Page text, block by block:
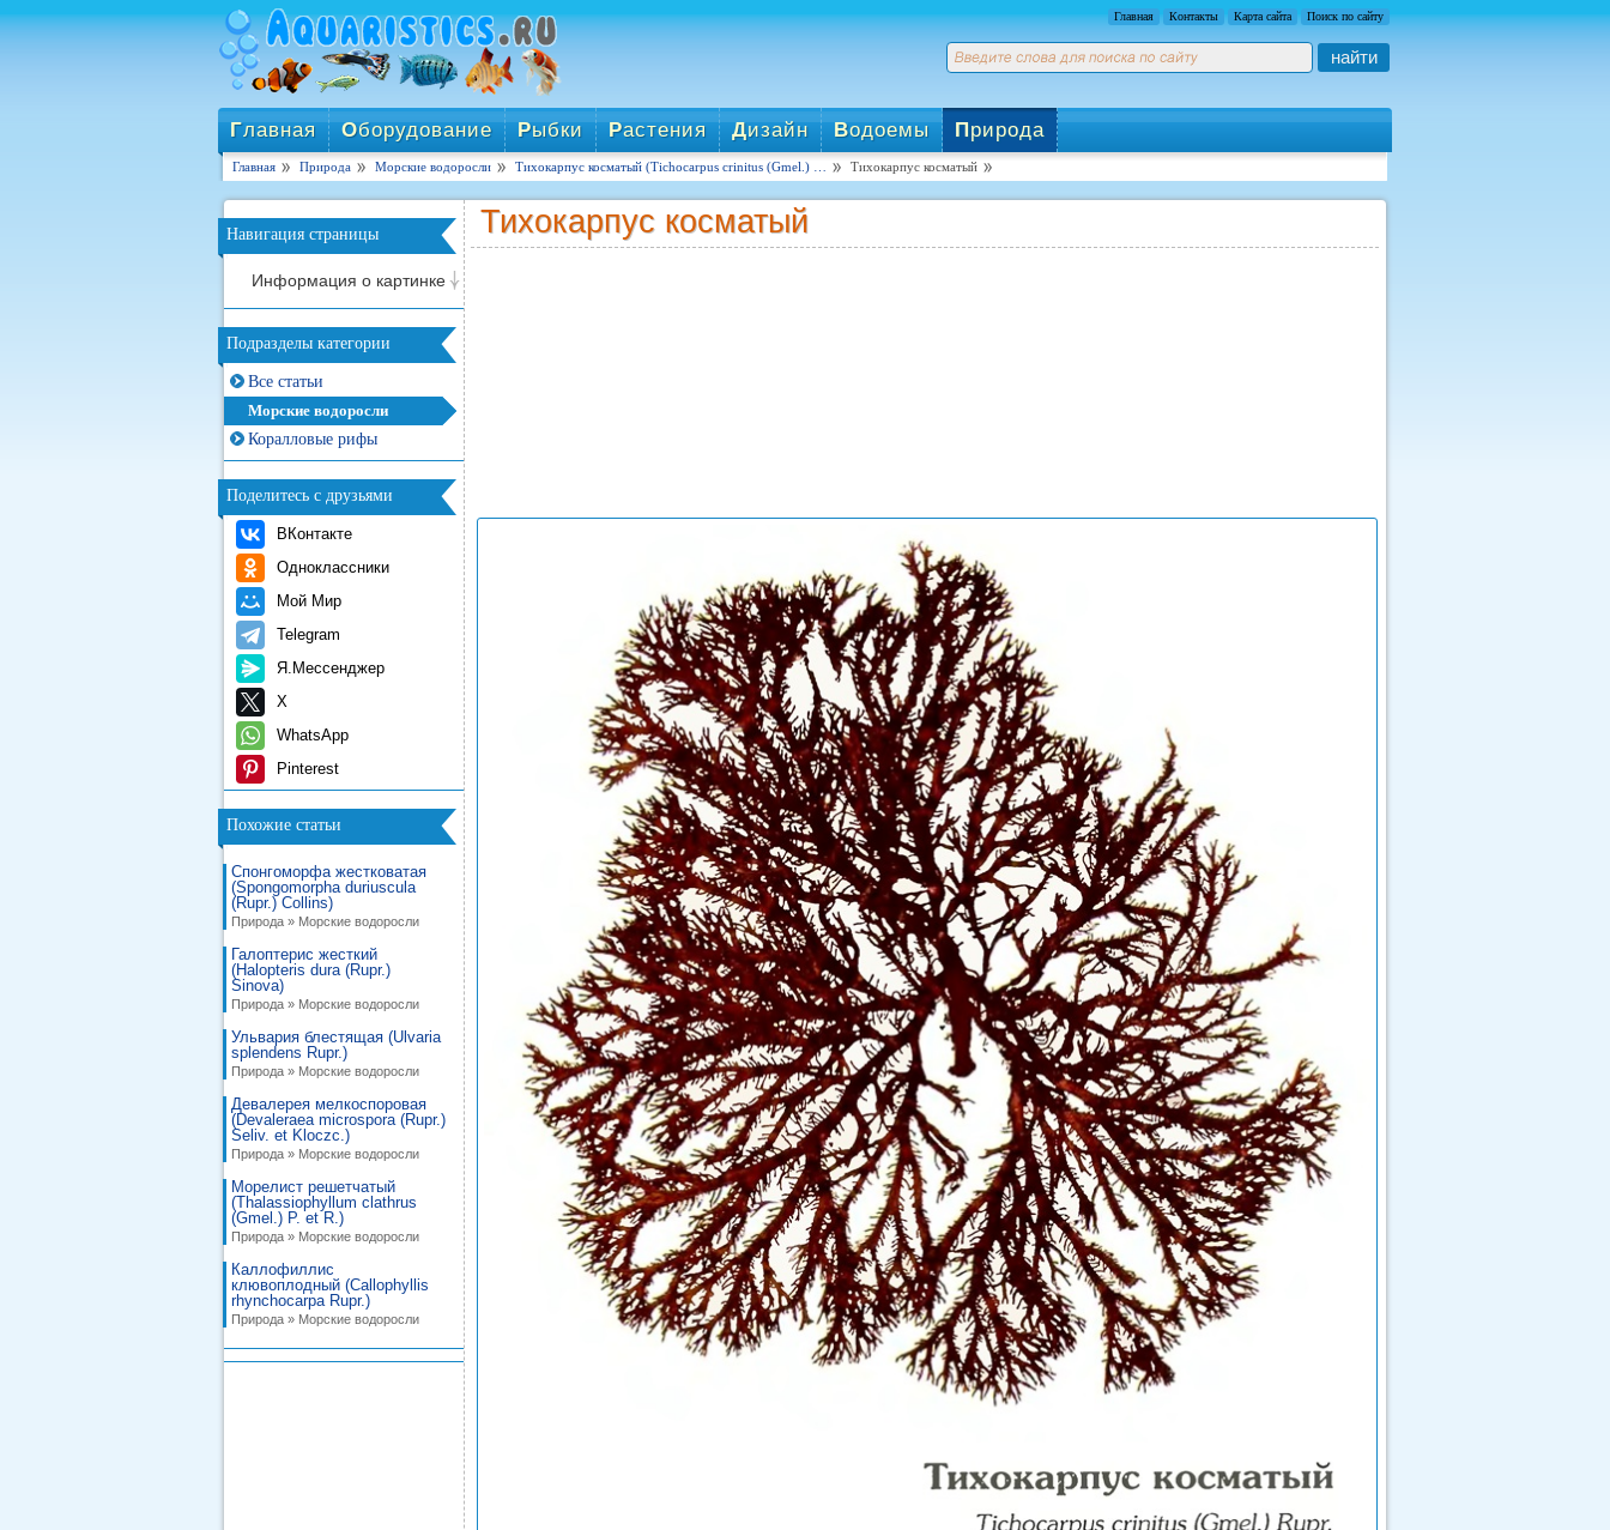
Главная Контакты Карта сайта Поиск по сайту
найти
Главная Оборудование Рыбки Растения Дизайн Водоемы Природа
Главная Природа Морские водоросли Тихокарпус косматый (Tichocarpus crinitus (Gmel.) … Тихокарпус косматый
Навигация страницы
Информация о картинке
Подразделы категории
Все статьи
Морские водоросли
Коралловые рифы
Поделитесь с друзьями
ВКонтакте
Одноклассники
Мой Мир
Telegram
Я.Мессенджер
X
WhatsApp
Pinterest
Похожие статьи
Спонгоморфа жестковатая
(Spongomorpha duriuscula
(Rupr.) Collins)
Природа » Морские водоросли
Галоптерис жесткий
(Halopteris dura (Rupr.)
Sinova)
Природа » Морские водоросли
Ульвария блестящая (Ulvaria
splendens Rupr.)
Природа » Морские водоросли
Девалерея мелкоспоровая
(Devaleraea microspora (Rupr.)
Seliv. et Kloczc.)
Природа » Морские водоросли
Морелист решетчатый
(Thalassiophyllum clathrus
(Gmel.) P. et R.)
Природа » Морские водоросли
Каллофиллис
клювоплодный (Callophyllis
rhynchocarpa Rupr.)
Природа » Морские водоросли
Тихокарпус косматый